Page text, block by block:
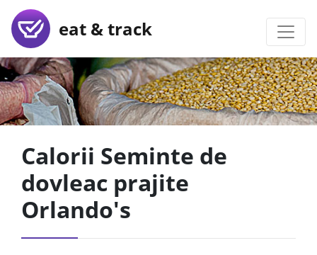
eat & track
Calorii Seminte de
dovleac prajite
Orlando's